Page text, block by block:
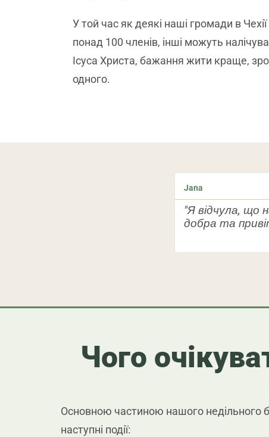
У той час як деякі наші громади в
понад 100 членів, інші можуть
Ісуса Христа, бажання жити краще,
одного.
Jana
"Я відчула, що
добра та
Чого
Основною частиною нашого недільного
наступні події: